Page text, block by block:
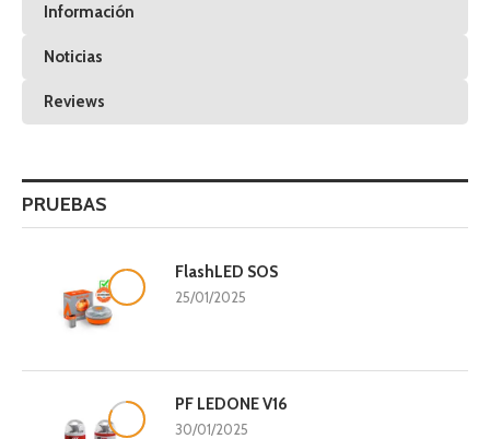
Información
Noticias
Reviews
PRUEBAS
FlashLED SOS
25/01/2025
PF LEDONE V16
30/01/2025